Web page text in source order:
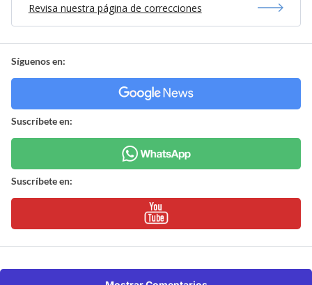
Revisa nuestra página de correcciones
Síguenos en:
Suscríbete en:
Suscríbete en: